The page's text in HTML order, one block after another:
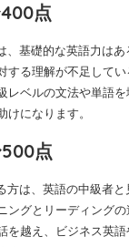
点
、基礎的な英語力は
する理解が不足して
レベルの文法や単語
になります。
点
方は、英語の中級者
ングとリーディング
を越え、ビジネス英